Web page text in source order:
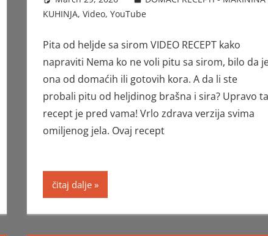
KUHINJA, Video, YouTube
Pita od heljde sa sirom VIDEO RECEPT kako
napraviti Nema ko ne voli pitu sa sirom, bilo da
ona od domaćih ili gotovih kora. A da li ste
probali pitu od heljdinog brašna i sira? Upravo
recept je pred vama! Vrlo zdrava verzija svima
omiljenog jela. Ovaj recept
čitaj dalje